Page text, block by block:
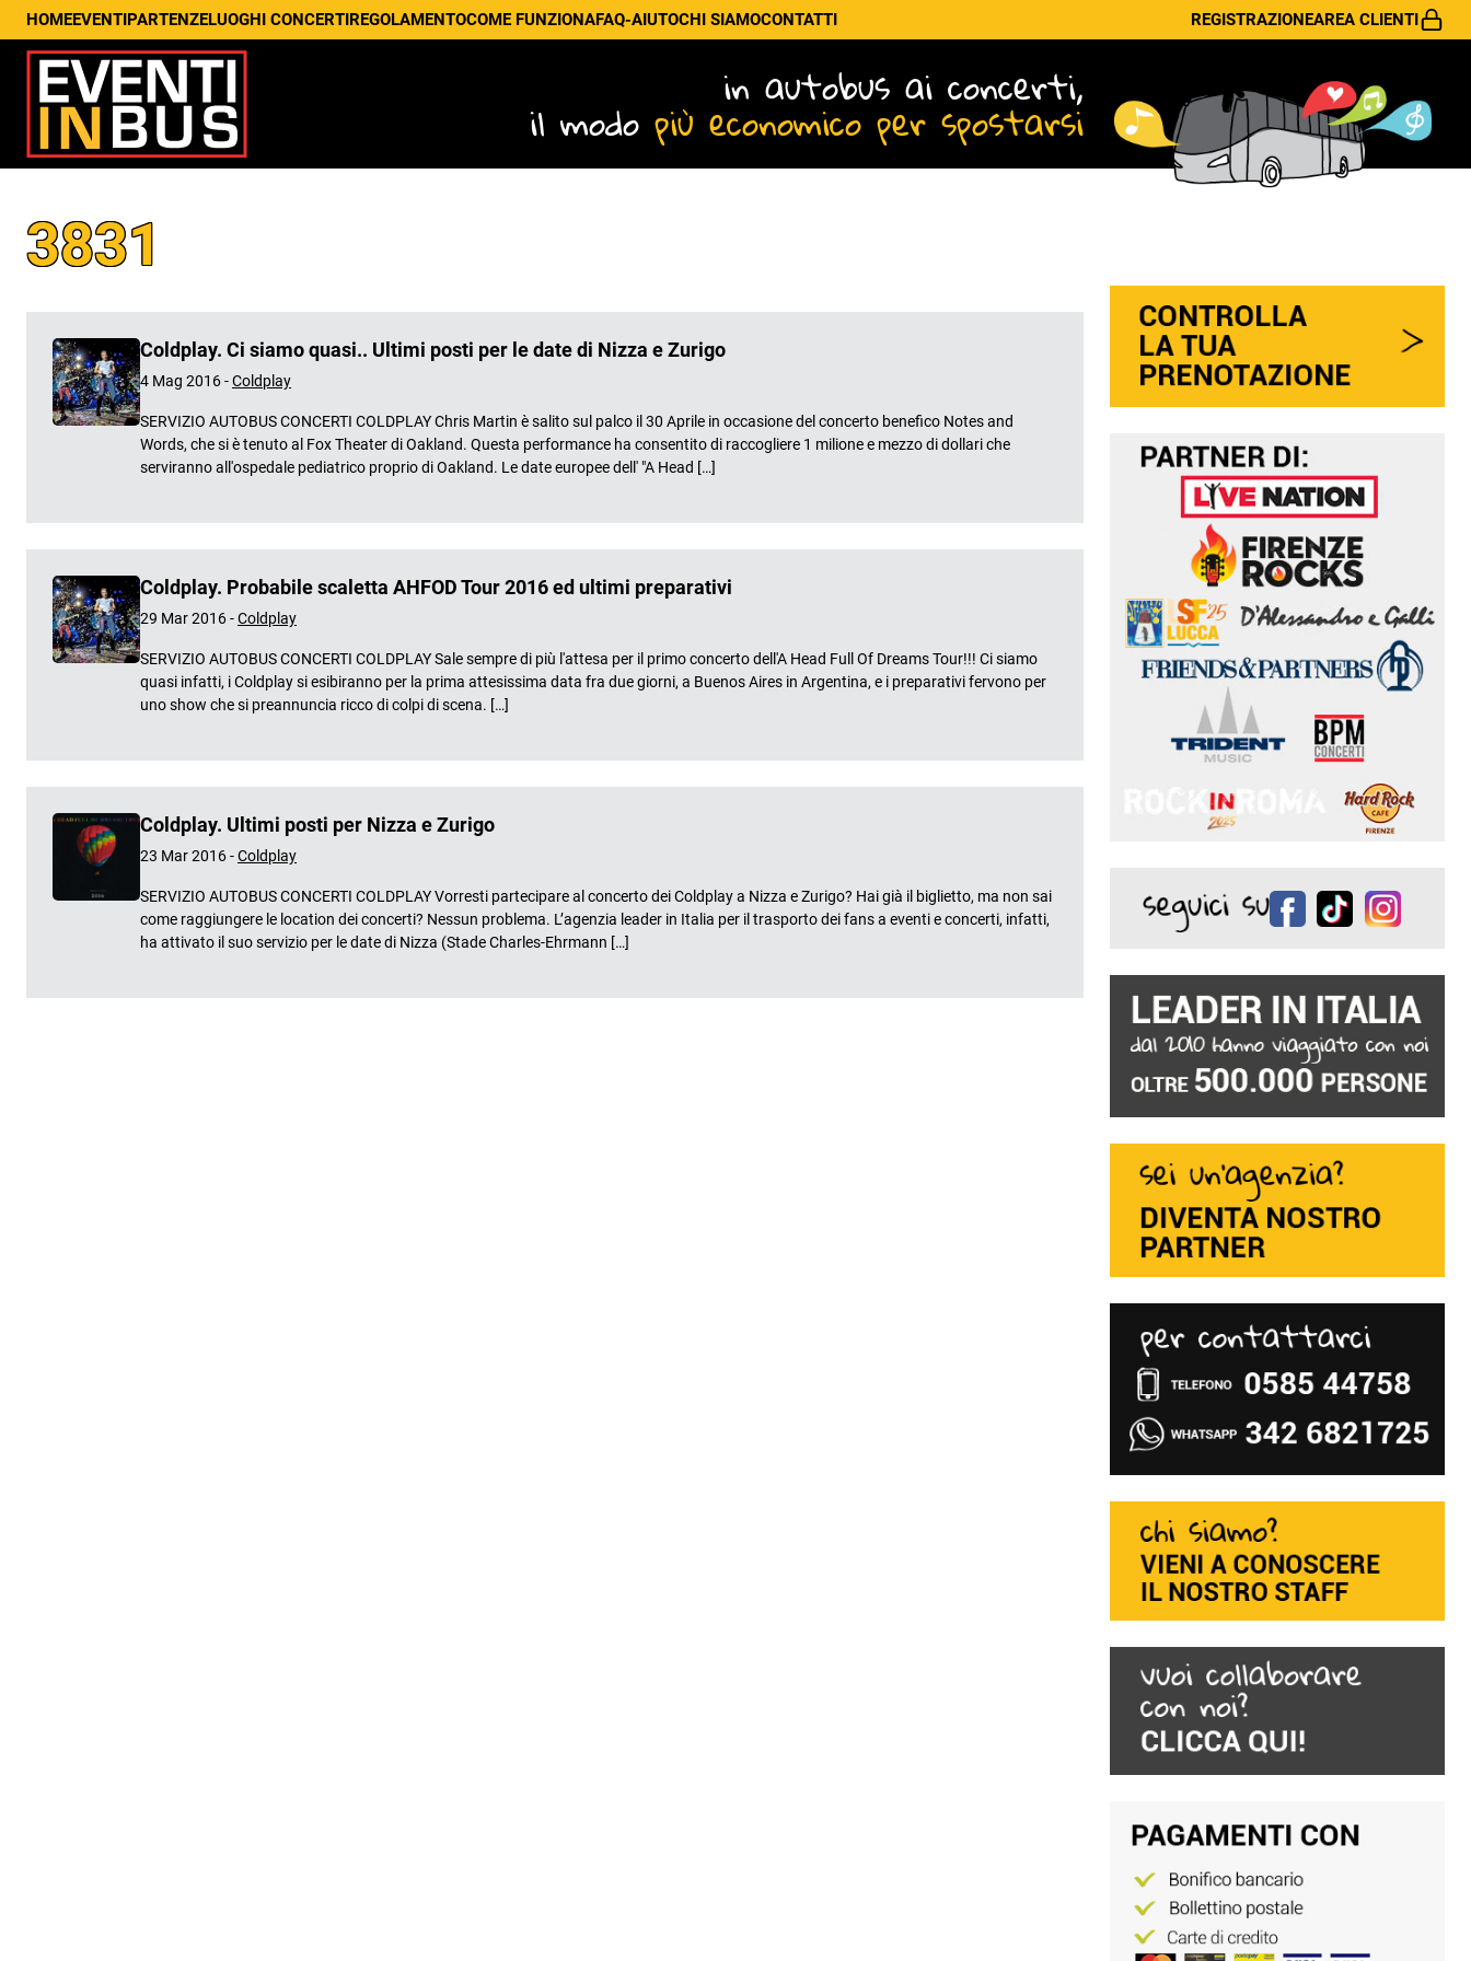
HOMEEVENTIPARTENZELUOGHI CONCERTIREGOLAMENTOCOME FUNZIONAFAQ-AIUTOCHI SIAMOCONTATTI REGISTRAZIONEAREA CLIENTI
in autobus ai concerti,
il modo più economico per spostarsi
3831
Coldplay. Ci siamo quasi.. Ultimi posti per le date di Nizza e Zurigo
4 Mag 2016 -Coldplay
SERVIZIO AUTOBUS CONCERTI COLDPLAY Chris Martin è salito sul palco il 30 Aprile in occasione del concerto benefico Notes and
Words, che si è tenuto al Fox Theater di Oakland. Questa performance ha consentito di raccogliere 1 milione e mezzo di dollari che
serviranno all'ospedale pediatrico proprio di Oakland. Le date europee dell' "A Head […]
Coldplay. Probabile scaletta AHFOD Tour 2016 ed ultimi preparativi
29 Mar 2016 -Coldplay
SERVIZIO AUTOBUS CONCERTI COLDPLAY Sale sempre di più l'attesa per il primo concerto dell'A Head Full Of Dreams Tour!!! Ci siamo
quasi infatti, i Coldplay si esibiranno per la prima attesissima data fra due giorni, a Buenos Aires in Argentina, e i preparativi fervono per
uno show che si preannuncia ricco di colpi di scena. […]
Coldplay. Ultimi posti per Nizza e Zurigo
23 Mar 2016 -Coldplay
SERVIZIO AUTOBUS CONCERTI COLDPLAY Vorresti partecipare al concerto dei Coldplay a Nizza e Zurigo? Hai già il biglietto, ma non sai
come raggiungere le location dei concerti? Nessun problema. L’agenzia leader in Italia per il trasporto dei fans a eventi e concerti, infatti,
ha attivato il suo servizio per le date di Nizza (Stade Charles-Ehrmann […]